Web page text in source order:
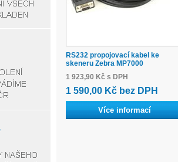
RS232 propojovací kabel ke
skeneru Zebra MP7000
1 923,90 Kč s DPH
1 590,00 Kč bez DPH
Více informací